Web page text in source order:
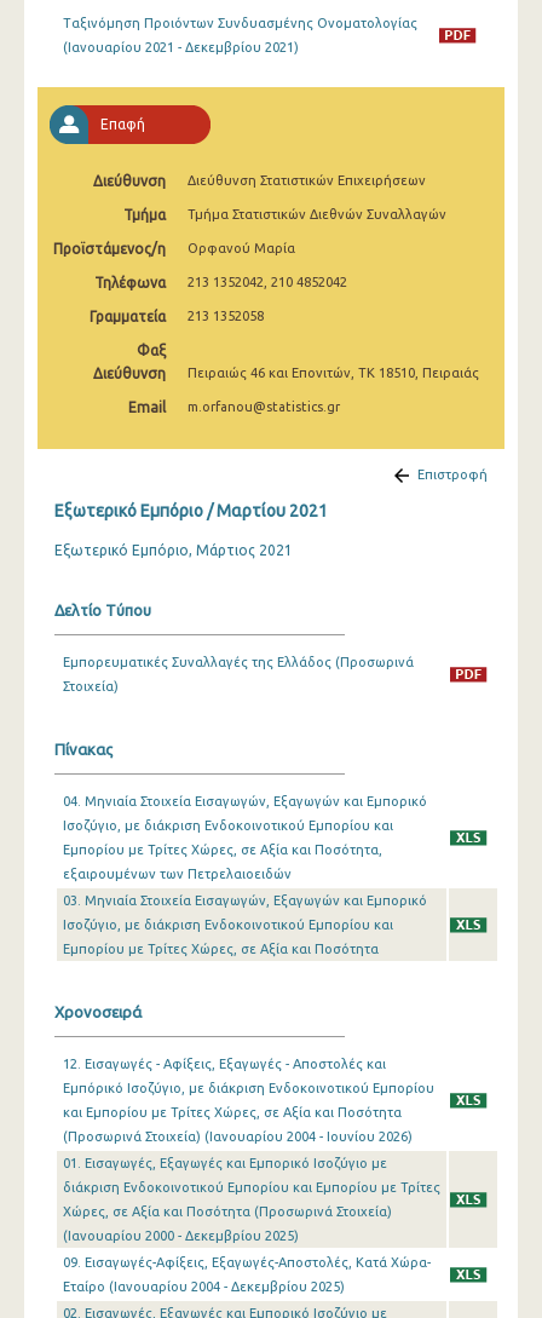
Αυγούστου 2025
Ιουνίου 2025
Απριλίου 2025
Μαρτίου 2025
Φεβρουαρίου 2025
Δεκεμβρίου 2024
Σεπτεμβρίου 2024
Αυγούστου 2024
Ιουλίου 2024
Μαΐου 2024
Μαρτίου 2024
Φεβρουαρίου 2024
Ιανουαρίου 2024
Δεκεμβρίου 2023
Νοεμβρίου 2023
Σεπτεμβρίου 2023
Αυγούστου 2023
Ιουλίου 2023
Ιουνίου 2023
Μαΐου 2023
Απριλίου 2023
Μαρτίου 2023
Ταξινόμηση Προιόντων Συνδυασμένης Ονοματολογίας
(Ιανουαρίου 2021 - Δεκεμβρίου 2021)
Επαφή
Διεύθυνση Διεύθυνση Στατιστικών Επιχειρήσεων
Τμήμα Τμήμα Στατιστικών Διεθνών Συναλλαγών
Προϊστάμενος/η Ορφανού Μαρία
Τηλέφωνα 213 1352042, 210 4852042
Γραμματεία 213 1352058
Φαξ
Διεύθυνση
Πειραιώς 46 και Επονιτών, ΤΚ 18510, Πειραιάς
Email m.orfanou@statistics.gr
Επιστροφή
Εξωτερικό Εμπόριο / Μαρτίου 2021
Εξωτερικό Εμπόριο, Μάρτιος 2021
Δελτίο Τύπου
Εμπορευματικές Συναλλαγές της Ελλάδος (Προσωρινά
Στοιχεία)
Πίνακας
04. Μηνιαία Στοιχεία Εισαγωγών, Εξαγωγών και Εμπορικό
Ισοζύγιο, με διάκριση Ενδοκοινοτικού Εμπορίου και
Εμπορίου με Τρίτες Χώρες, σε Αξία και Ποσότητα,
εξαιρουμένων των Πετρελαιοειδών
03. Μηνιαία Στοιχεία Εισαγωγών, Εξαγωγών και Εμπορικό
Ισοζύγιο, με διάκριση Ενδοκοινοτικού Εμπορίου και
Εμπορίου με Τρίτες Χώρες, σε Αξία και Ποσότητα
Χρονοσειρά
12. Εισαγωγές - Αφίξεις, Εξαγωγές - Αποστολές και
Εμπόρικό Ισοζύγιο, με διάκριση Ενδοκοινοτικού Εμπορίου
και Εμπορίου με Τρίτες Χώρες, σε Αξία και Ποσότητα
(Προσωρινά Στοιχεία) (Ιανουαρίου 2004 - Ιουνίου 2026)
01. Εισαγωγές, Εξαγωγές και Εμπορικό Ισοζύγιο με
διάκριση Ενδοκοινοτικού Εμπορίου και Εμπορίου με Τρίτες
Χώρες, σε Αξία και Ποσότητα (Προσωρινά Στοιχεία)
(Ιανουαρίου 2000 - Δεκεμβρίου 2025)
09. Εισαγωγές-Αφίξεις, Εξαγωγές-Αποστολές, Κατά Χώρα-
Εταίρο (Ιανουαρίου 2004 - Δεκεμβρίου 2025)
02. Εισαγωγές, Εξαγωγές και Εμπορικό Ισοζύγιο με